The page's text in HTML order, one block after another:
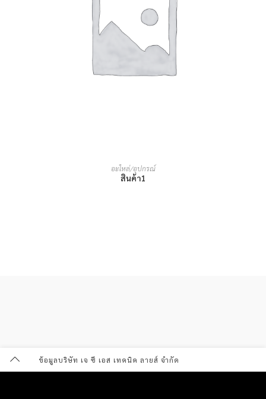
อ่านเพิ่ม
อะไหล่/อุปกรณ์
สินค้า1
ข้อมูลบริษัท เจ ซี เอส เทคนิค ลายส์ จำกัด